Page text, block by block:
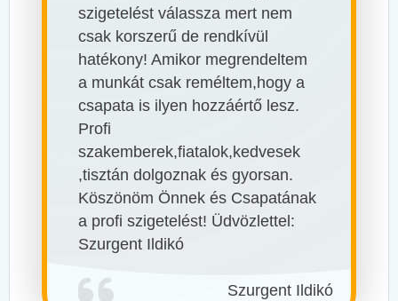
szigetelést válassza mert nem
csak korszerű de rendkívül
hatékony! Amikor megrendeltem
a munkát csak reméltem,hogy a
csapata is ilyen hozzáértő lesz.
Profi
szakemberek,fiatalok,kedvesek
,tisztán dolgoznak és gyorsan.
Köszönöm Önnek és Csapatának
a profi szigetelést! Üdvözlettel:
Szurgent Ildikó
Szurgent Ildikó